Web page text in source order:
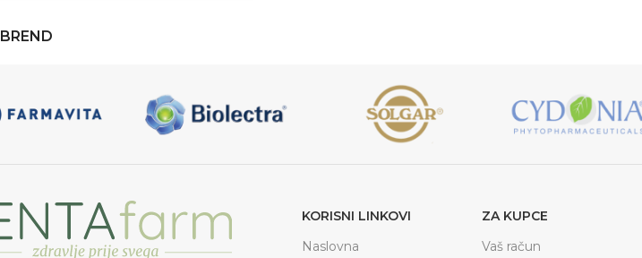
BREND
KORISNI LINKOVI
Naslovna
ZA KUPCE
Vaš račun